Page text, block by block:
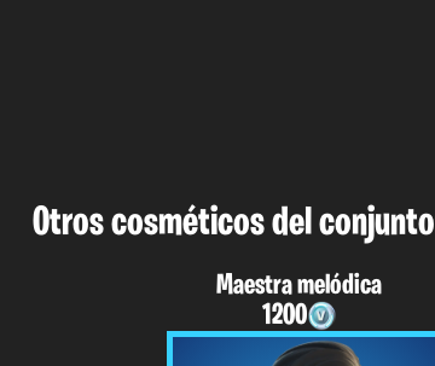
Otros cosméticos del conjunto
Maestra melódica
1200